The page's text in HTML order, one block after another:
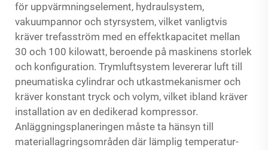
för uppvärmningselement, hydraulsystem,
vakuumpannor och styrsystem, vilket vanligtvis
kräver trefasström med en effektkapacitet mellan
30 och 100 kilowatt, beroende på maskinens storlek
och konfiguration. Trymluftsystem levererar luft till
pneumatiska cylindrar och utkastmekanismer och
kräver konstant tryck och volym, vilket ibland kräver
installation av en dedikerad kompressor.
Anläggningsplaneringen måste ta hänsyn till
materiallagringsområden där lämplig temperatur-